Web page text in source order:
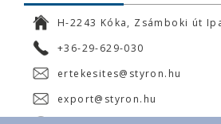
H-2243 Kóka, Zsámboki út
+36-29-629-030
ertekesites@styron.hu
export@styron.hu